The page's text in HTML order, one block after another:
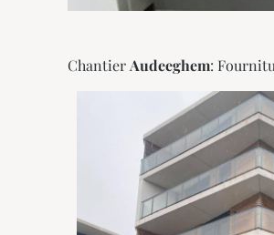
Chantier Audeeghem: